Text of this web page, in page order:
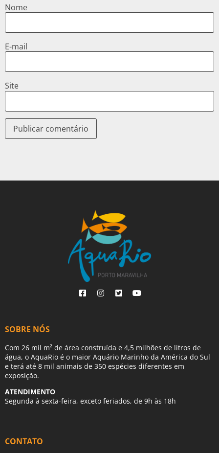
Nome
E-mail
Site
SOBRE NÓS
Com 26 mil m² de área construída e 4,5 milhões de litros de
água, o AquaRio é o maior Aquário Marinho da América do Sul
e terá até 8 mil animais de 350 espécies diferentes em
exposição.
ATENDIMENTO
Segunda à sexta-feira, exceto feriados, de 9h às 18h
CONTATO